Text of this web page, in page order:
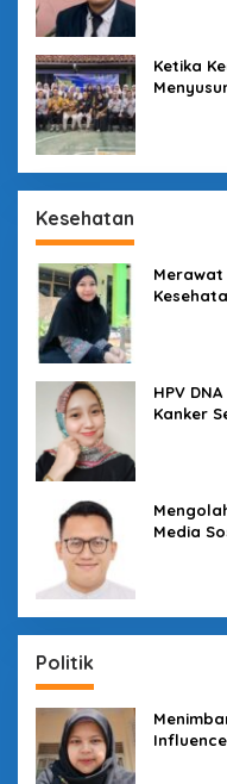
Ketika
Kesehatan
HPV
Kanker
Media
Politik